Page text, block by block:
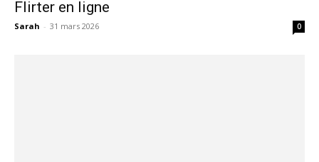
Flirter en ligne
Sarah - 31 mars 2026 0